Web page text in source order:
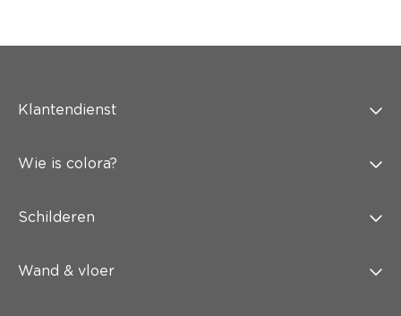
Klantendienst
Wie is colora?
Schilderen
Wand & vloer